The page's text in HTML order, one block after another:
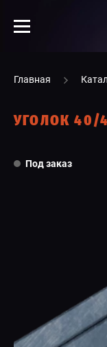
Главная
УГОЛОК 40/
Под заказ